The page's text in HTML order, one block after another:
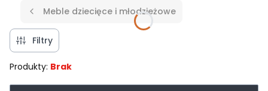
Meble dziecięce i młodzieżowe
Filtry
Produkty: Brak